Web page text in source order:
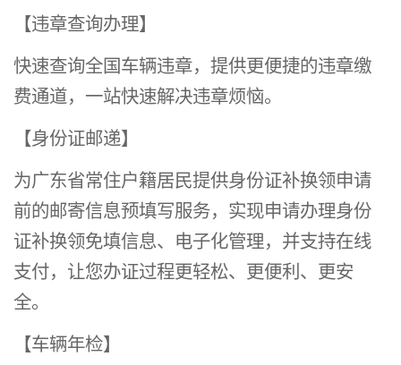
【违章查询办理】
快速查询全国车辆违章，提供更便捷的违章缴
费通道，一站快速解决违章烦恼。
【身份证邮递】
为广东省常住户籍居民提供身份证补换领申请
前的邮寄信息预填写服务，实现申请办理身份
证补换领免填信息、电子化管理，并支持在线
支付，让您办证过程更轻松、更便利、更安
全。
【车辆年检】